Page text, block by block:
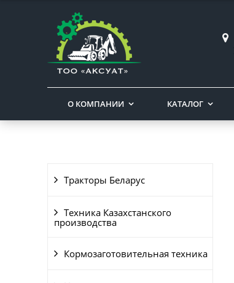
О КОМПАНИИ КАТАЛОГ
Тракторы Беларус
Техника Казахстанского
производства
Кормозаготовительная техника